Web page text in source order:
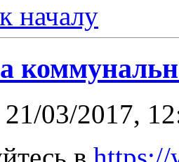
началу
21/03/2017,